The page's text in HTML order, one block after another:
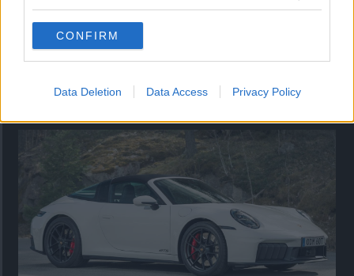
use your data for below specified purposes in below Google
consent section.
CONFIRM
Data Deletion Data Access Privacy Policy
Så står sig nya Toyota RAV4